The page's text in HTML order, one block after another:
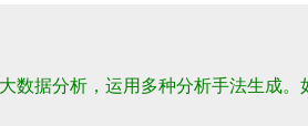
数据分析，运用多种分析手法生成